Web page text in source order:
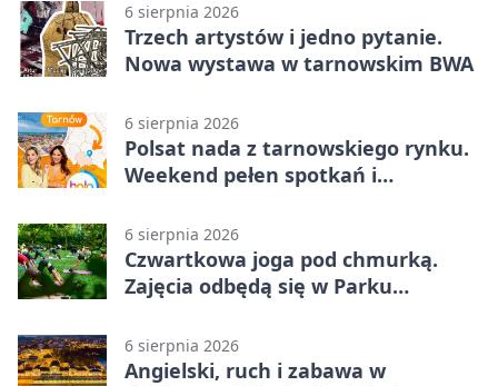
6 sierpnia 2026
Trzech artystów i jedno pytanie.
Nowa wystawa w tarnowskim BWA
6 sierpnia 2026
Polsat nada z tarnowskiego rynku.
Weekend pełen spotkań i
6 sierpnia 2026
Czwartkowa joga pod chmurką.
Zajęcia odbędą się w Parku
6 sierpnia 2026
Angielski, ruch i zabawa w